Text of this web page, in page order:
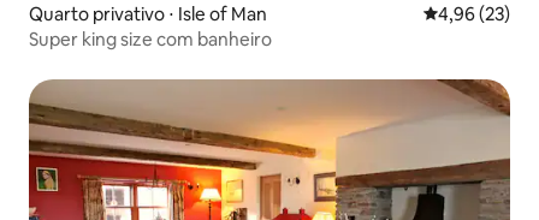
Quarto privativo ⋅ Isle of Man 4,96 de uma
4,96 (23)
Super king size com banheiro